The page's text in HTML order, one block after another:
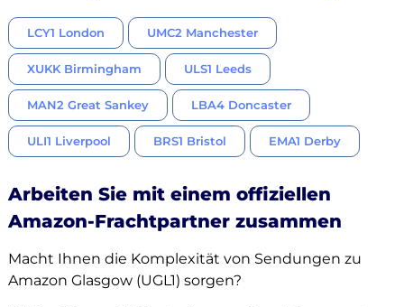
LCY1 London UMC2 Manchester
XUKK Birmingham ULS1 Leeds
MAN2 Great Sankey LBA4 Doncaster
ULI1 Liverpool BRS1 Bristol EMA1 Derby
Arbeiten Sie mit einem offiziellen
Amazon-Frachtpartner zusammen
Macht Ihnen die Komplexität von Sendungen zu
Amazon Glasgow (UGL1) sorgen?